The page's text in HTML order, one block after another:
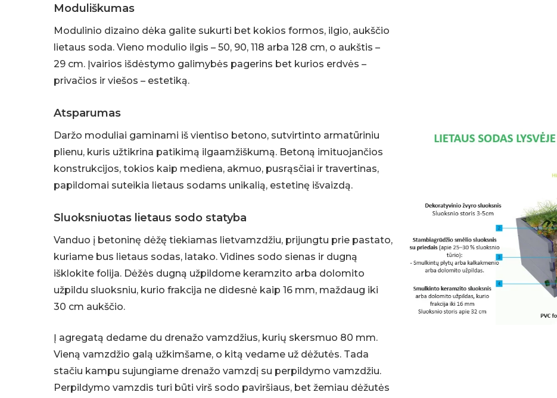
Moduliškumas
Modulinio dizaino dėka galite sukurti bet kokios formos, ilgio, aukščio
lietaus soda. Vieno modulio ilgis – 50, 90, 118 arba 128 cm, o aukštis –
29 cm. Įvairios išdėstymo galimybės pagerins bet kurios erdvės –
privačios ir viešos – estetiką.
Atsparumas
Daržo moduliai gaminami iš vientiso betono, sutvirtinto armatūriniu
plienu, kuris užtikrina patikimą ilgaamžiškumą. Betoną imituojančios
konstrukcijos, tokios kaip mediena, akmuo, pusrąsčiai ir travertinas,
papildomai suteikia lietaus sodams unikalią, estetinę išvaizdą.
Sluoksniuotas lietaus sodo statyba
Vanduo į betoninę dėžę tiekiamas lietvamzdžiu, prijungtu prie pastato,
kuriame bus lietaus sodas, latako. Vidines sodo sienas ir dugną
išklokite folija. Dėžės dugną užpildome keramzito arba dolomito
užpildu sluoksniu, kurio frakcija ne didesnė kaip 16 mm, maždaug iki
30 cm aukščio.
Į agregatą dedame du drenažo vamzdžius, kurių skersmuo 80 mm.
Vieną vamzdžio galą užkimšame, o kitą vedame už dėžutės. Tada
stačiu kampu sujungiame drenažo vamzdį su perpildymo vamzdžiu.
Perpildymo vamzdis turi būti virš sodo paviršiaus, bet žemiau dėžutės